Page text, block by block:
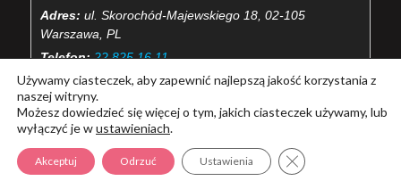
Adres: ul. Skorochód-Majewskiego 18, 02-105
Warszawa, PL
Telefon: 22 825 16 11
Email: skorochod@mkdelektro.pl
(Więcej o kontaktach MKD Elektro)
Używamy ciasteczek, aby zapewnić najlepszą jakość korzystania z
naszej witryny.
Możesz dowiedzieć się więcej o tym, jakich ciasteczek używamy, lub
wyłączyć je wustawieniach.
Akceptuj Odrzuć Ustawienia Zamknij panel